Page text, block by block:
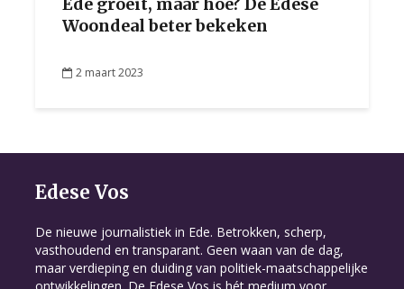
Woondeal beter bekeken
2 maart 2023
Edese Vos
De nieuwe journalistiek in Ede. Betrokken, scherp,
vasthoudend en transparant. Geen waan van de dag,
maar verdieping en duiding van politiek-maatschappelijke